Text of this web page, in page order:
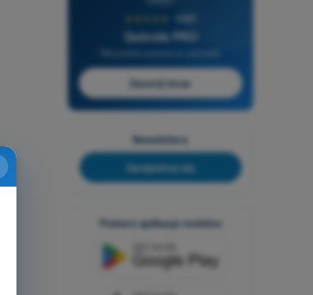
4,6/5
Quizvds PRO
Zacznij teraz
Newslettera
Zarejestruj się
Pobierz aplikacje mobilne